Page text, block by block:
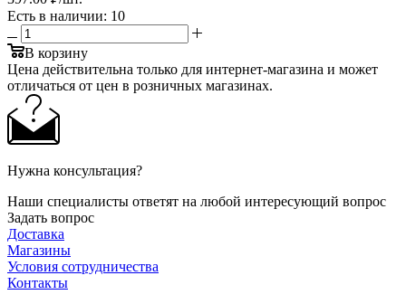
Есть в наличии: 10
В корзину
Цена действительна только для интернет-магазина и может
отличаться от цен в розничных магазинах.
Нужна консультация?
Наши специалисты ответят на любой интересующий вопрос
Задать вопрос
Доставка
Магазины
Условия сотрудничества
Контакты